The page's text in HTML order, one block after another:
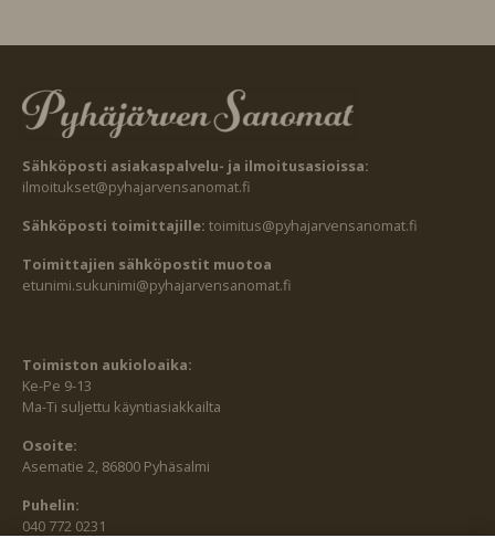
Sähköposti asiakaspalvelu- ja ilmoitusasioissa:
ilmoitukset@pyhajarvensanomat.fi
Sähköposti toimittajille: toimitus@pyhajarvensanomat.fi
Toimittajien sähköpostit muotoa
etunimi.sukunimi@pyhajarvensanomat.fi
Toimiston aukioloaika:
Ke-Pe 9-13
Ma-Ti suljettu käyntiasiakkailta
Osoite:
Asematie 2, 86800 Pyhäsalmi
Puhelin:
040 772 0231